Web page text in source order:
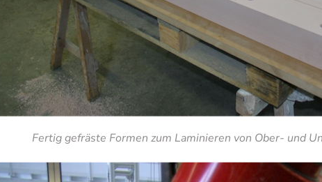
Fertig gefräste Formen zum Laminieren von Ober- und